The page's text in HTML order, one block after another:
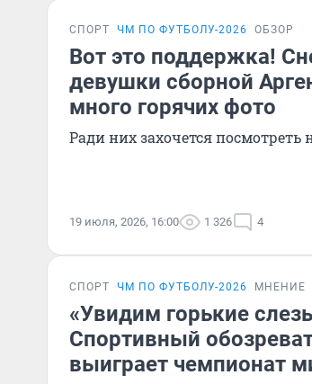
СПОРТ ЧМ ПО ФУТБОЛУ-2026 ОБЗОР
Вот это поддержка!
девушки сборной
много горячих фото
Ради них захочется
19 июля, 2026, 16:00 1 326 4
СПОРТ ЧМ ПО ФУТБОЛУ-2026 МНЕНИЕ
«Увидим горькие
Спортивный
выиграет чемпионат